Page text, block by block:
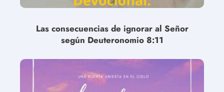
Las consecuencias de ignorar al Señor
según Deuteronomio 8:11